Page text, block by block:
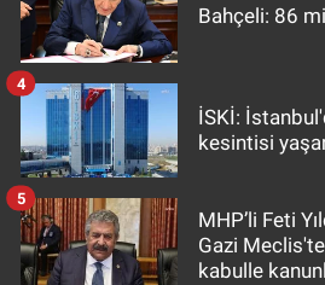
Bahçeli: 86
İSKİ:
kesintisi
4
MHP’li Feti
Gazi
kabulle
5